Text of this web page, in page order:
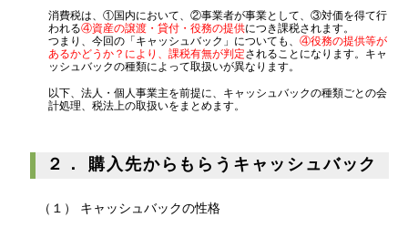
税金の豆知識
所得税
消費税
その他
消費税は、①国内において、②事業者が事業として、③対価を得て行
われる④資産の譲渡・貸付・役務の提供につき課税されます。
つまり、今回の「キャッシュバック」についても、 ④役務の提供等が
あるかどうか？により、課税有無が判定されることになります。キャ
ッシュバックの種類によって取扱いが異なります。
以下、法人・個人事業主を前提に、キャッシュバックの種類ごとの会
計処理、税法上の取扱いをまとめます。
２． 購入先からもらうキャッシュバック
（１） キャッシュバックの性格